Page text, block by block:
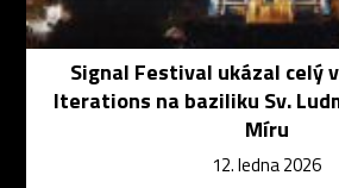
Signal Festival ukázal celý
Iterations na baziliku Sv.
Míru
12. ledna 2026